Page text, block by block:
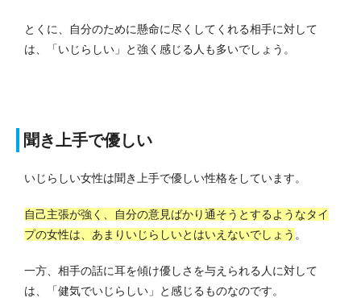
とくに、自分のために懸命に尽くしてくれる相手に対して
は、「いじらしい」と強く感じる人も多いでしょう。
聞き上手で優しい
いじらしい女性は聞き上手で優しい性格をしています。
自己主張が強く、自分の意見ばかり通そうとするようなタイ
プの女性は、あまりいじらしいとはいえないでしょう 。
一方、相手の話に耳を傾け優しさを与えられる人に対して
は、「健気でいじらしい」と感じるものなのです。